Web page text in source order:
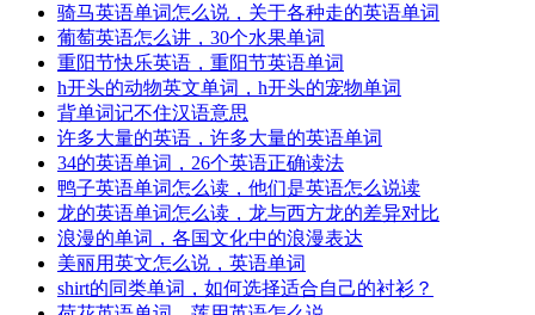
骑马英语单词怎么说，关于各种走的英语单词
葡萄英语怎么讲，30个水果单词
重阳节快乐英语，重阳节英语单词
h开头的动物英文单词，h开头的宠物单词
背单词记不住汉语意思
许多大量的英语，许多大量的英语单词
34的英语单词，26个英语正确读法
鸭子英语单词怎么读，他们是英语怎么说读
龙的英语单词怎么读，龙与西方龙的差异对比
浪漫的单词，各国文化中的浪漫表达
美丽用英文怎么说，英语单词
shirt的同类单词，如何选择适合自己的衬衫？